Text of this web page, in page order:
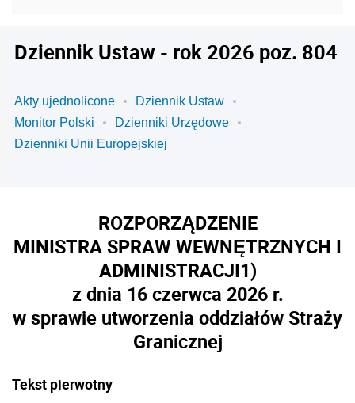
Dziennik Ustaw - rok 2026 poz. 804
Akty ujednolicone
Dziennik Ustaw
Monitor Polski
Dzienniki Urzędowe
Dzienniki Unii Europejskiej
ROZPORZĄDZENIE
MINISTRA SPRAW WEWNĘTRZNYCH I
ADMINISTRACJI1)
z dnia 16 czerwca 2026 r.
w sprawie utworzenia oddziałów Straży
Granicznej
Tekst pierwotny